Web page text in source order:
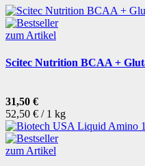
zum Artikel
Scitec Nutrition BCAA +
31,50 €
52,50 € / 1 kg
zum Artikel